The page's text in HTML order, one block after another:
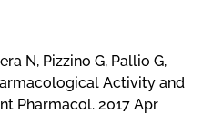
N, Pizzino G, Pallio G,
Activity and
Pharmacol. 2017 Apr